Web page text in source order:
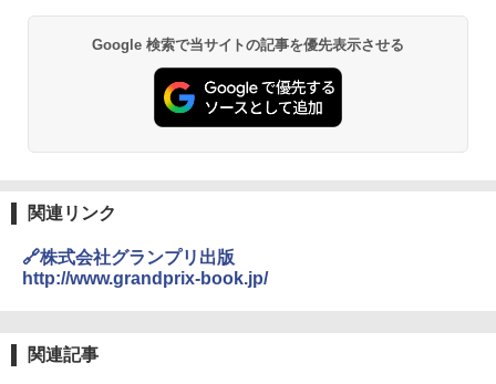
Google 検索で当サイトの記事を優先表示させる
関連リンク
🔗株式会社グランプリ出版
http://www.grandprix-book.jp/
関連記事